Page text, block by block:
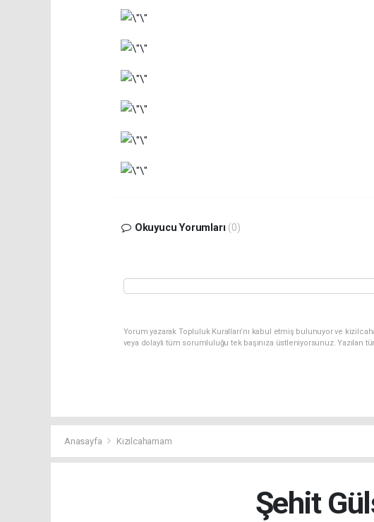
Okuyucu Yorumları (0)
Yorum yazarak Topluluk Kuralları’nı kabul etmiş bulunuyor ve
veya dolaylı tüm sorumluluğu tek başınıza üstleniyorsunuz.
Anasayfa Kızılcahamam
Şehit